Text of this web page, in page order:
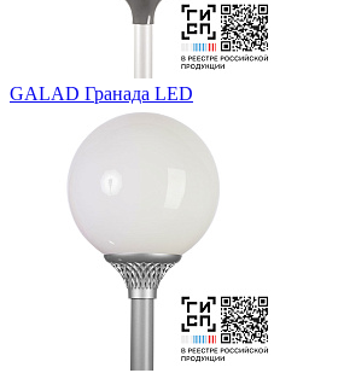
GALAD Гранада LED